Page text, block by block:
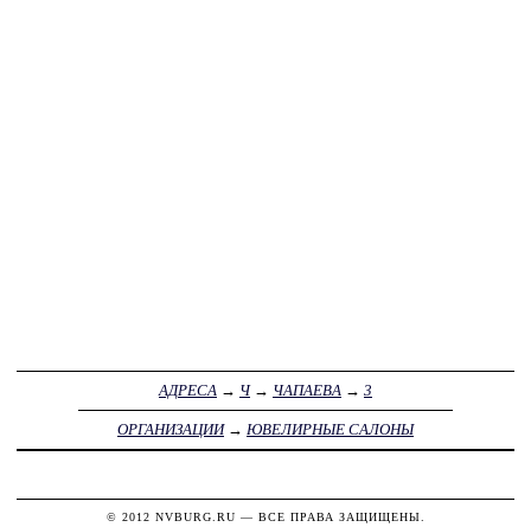
АДРЕСА → Ч→ ЧАПАЕВА → 3
ОРГАНИЗАЦИИ→ ЮВЕЛИРНЫЕ САЛОНЫ
© 2012 NVBURG.RU — ВСЕ ПРАВА ЗАЩИЩЕНЫ.